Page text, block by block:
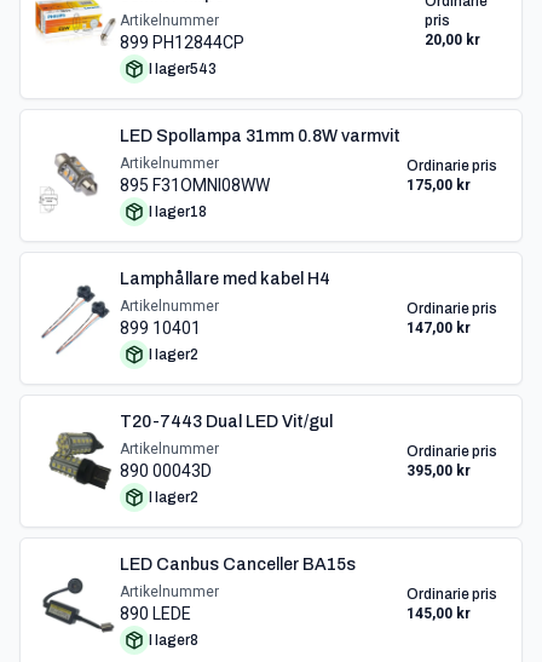
Artikelnummer
899 PH12844CP
I lager543
pris
20,00 kr
LED Spollampa 31mm 0.8W varmvit
Artikelnummer
895 F31OMNI08WW
I lager18
Ordinarie pris
175,00 kr
Lamphållare med kabel H4
Artikelnummer
899 10401
I lager2
Ordinarie pris
147,00 kr
T20-7443 Dual LED Vit/gul
Artikelnummer
890 00043D
I lager2
Ordinarie pris
395,00 kr
LED Canbus Canceller BA15s
Artikelnummer
890 LEDE
I lager8
Ordinarie pris
145,00 kr